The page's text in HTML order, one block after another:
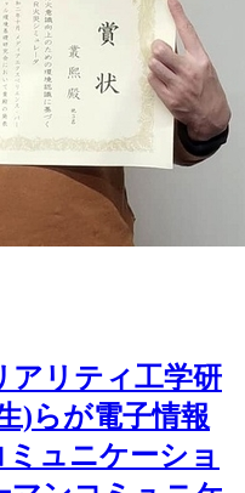
アリティ工学研
)らが電子情報
ュニケーショ